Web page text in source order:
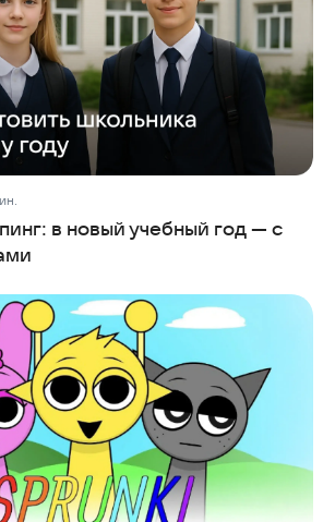
в новый учебный год — с